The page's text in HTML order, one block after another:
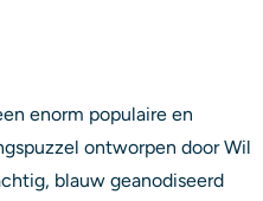
enorm populaire en
ontworpen door Wil
blauw geanodiseerd